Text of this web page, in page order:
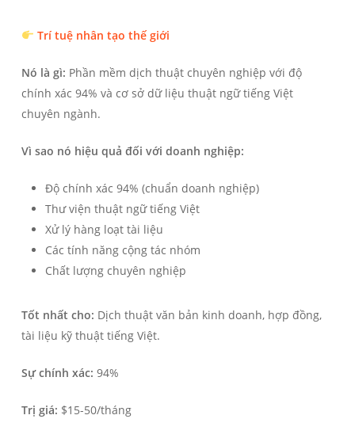
Trí tuệ nhân tạo thế giới
Nó là gì: Phần mềm dịch thuật chuyên nghiệp với độ
chính xác 94% và cơ sở dữ liệu thuật ngữ tiếng Việt
chuyên ngành.
Vì sao nó hiệu quả đối với doanh nghiệp:
Độ chính xác 94% (chuẩn doanh nghiệp)
Thư viện thuật ngữ tiếng Việt
Xử lý hàng loạt tài liệu
Các tính năng cộng tác nhóm
Chất lượng chuyên nghiệp
Tốt nhất cho: Dịch thuật văn bản kinh doanh, hợp đồng,
tài liệu kỹ thuật tiếng Việt.
Sự chính xác: 94%
Trị giá: $15-50/tháng